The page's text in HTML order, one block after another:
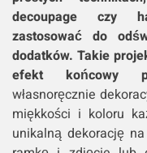
decoupage czy
zastosować do
dodatków. Takie
efekt końcowy
własnoręcznie
miękkości i koloru
unikalną dekorację